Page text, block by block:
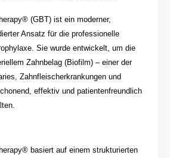
(GBT) ist ein moderner,
Ansatz für die professionelle
Sie wurde entwickelt, um die
Zahnbelag (Biofilm) – einer der
Zahnfleischerkrankungen und
effektiv und patientenfreundlich
basiert auf einem strukturierten